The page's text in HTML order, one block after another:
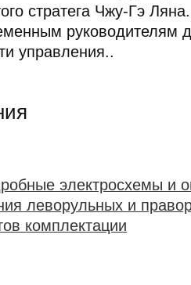
стратега Чжу-Гэ
руководителям
управления..
электросхемы и
леворульных и
комплектации